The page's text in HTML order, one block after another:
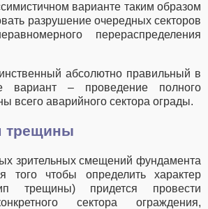
варианте таким образом
разрушение очередных секторов
перераспределения
абсолютно правильный в
вариант – проведение полного
всего аварийного сектора ограды.
трещины
зрительных смещений фундамента
того чтобы определить характер
трещины) придется провести
сектора ограждения,